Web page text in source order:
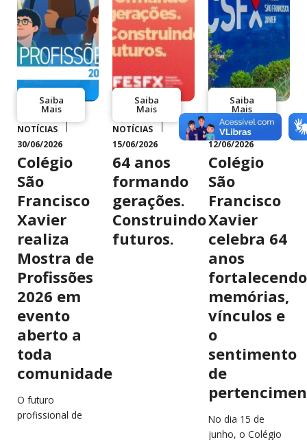
Saiba
Mais
NOTÍCIAS
30/06/2026
Colégio
São
Francisco
Xavier
realiza
Mostra de
Profissões
2026 em
evento
aberto a
toda
comunidade
O futuro
profissional de
Saiba
Mais
NOTÍCIAS
15/06/2026
64 anos
formando
gerações.
Construindo
futuros.
Saiba
Mais
NOTÍCIAS
12/06/2026
Colégio
São
Francisco
Xavier
celebra 64
anos
fortalecendo
memórias,
vínculos e
o
sentimento
de
No dia 15 de
junho, o Colégio